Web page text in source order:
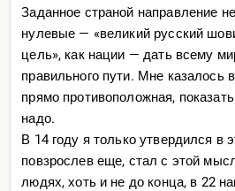
Заданное страной направление
нулевые — «великий русский
цель», как нации — дать всему
правильного пути. Мне казалось
прямо противоположная,
надо.
В 14 году я только утвердился в
повзрослев еще, стал с этой
людях, хоть и не до конца, в 22